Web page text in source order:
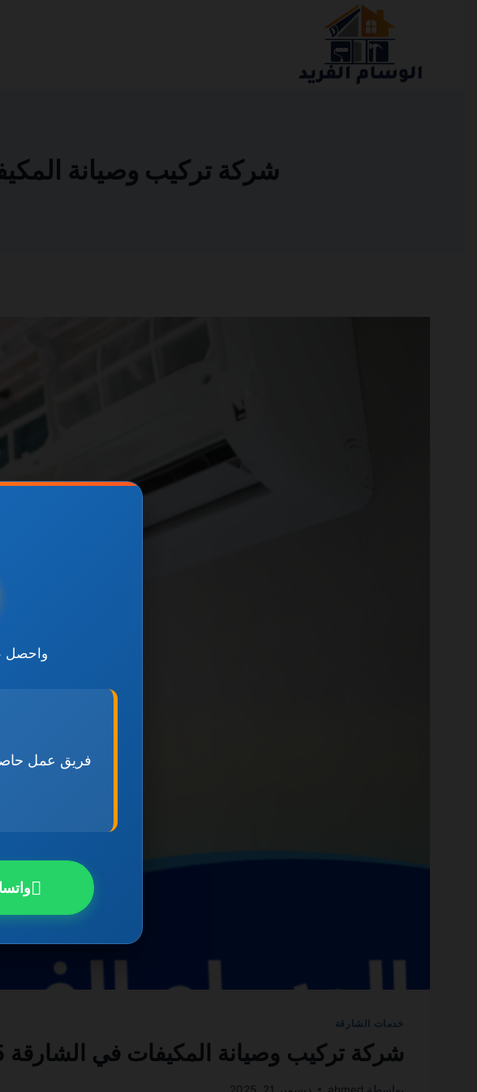
شركة تركيب وصيانة المكيفات
خدمات الشارقة
شركة تركيب وصيانة المكيفات في الشارقة 0501270935 ضمان مدى الحياة
واحصل
فريق عمل